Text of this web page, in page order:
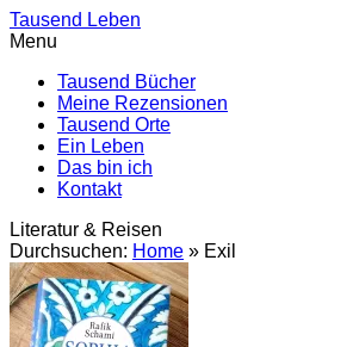
Tausend Leben
Menu
Tausend Bücher
Meine Rezensionen
Tausend Orte
Ein Leben
Das bin ich
Kontakt
Literatur & Reisen
Durchsuchen: Home » Exil